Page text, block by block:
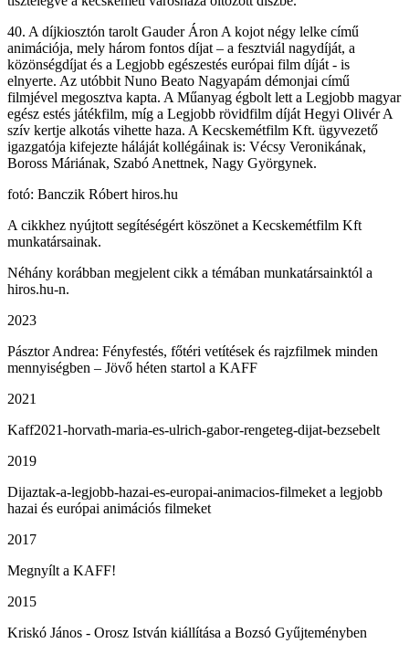
40. A díjkiosztón tarolt Gauder Áron A kojot négy lelke című
animációja, mely három fontos díjat – a fesztviál nagydíját, a
közönségdíjat és a Legjobb egészestés európai film díját - is
elnyerte. Az utóbbit Nuno Beato Nagyapám démonjai című
filmjével megosztva kapta. A Műanyag égbolt lett a Legjobb magyar
egész estés játékfilm, míg a Legjobb rövidfilm díját Hegyi Olivér A
szív kertje alkotás vihette haza. A Kecskemétfilm Kft. ügyvezető
igazgatója kifejezte háláját kollégáinak is: Vécsy Veronikának,
Boross Máriának, Szabó Anettnek, Nagy Györgynek.
fotó: Banczik Róbert hiros.hu
A cikkhez nyújtott segítéségért köszönet a Kecskemétfilm Kft
munkatársainak.
Néhány korábban megjelent cikk a témában munkatársainktól a
hiros.hu-n.
2023
Pásztor Andrea: Fényfestés, főtéri vetítések és rajzfilmek minden
mennyiségben – Jövő héten startol a KAFF
2021
Kaff2021-horvath-maria-es-ulrich-gabor-rengeteg-dijat-bezsebelt
2019
Dijaztak-a-legjobb-hazai-es-europai-animacios-filmeket a legjobb
hazai és európai animációs filmeket
2017
Megnyílt a KAFF!
2015
Kriskó János - Orosz István kiállítása a Bozsó Gyűjteményben